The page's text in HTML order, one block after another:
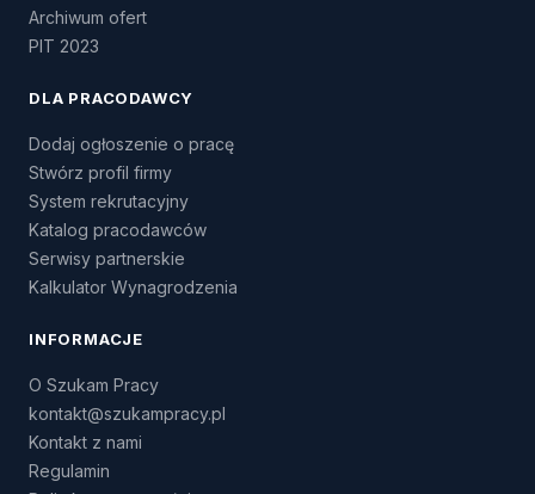
Archiwum ofert
PIT 2023
DLA PRACODAWCY
Dodaj ogłoszenie o pracę
Stwórz profil firmy
System rekrutacyjny
Katalog pracodawców
Serwisy partnerskie
Kalkulator Wynagrodzenia
INFORMACJE
O Szukam Pracy
kontakt@szukampracy.pl
Kontakt z nami
Regulamin